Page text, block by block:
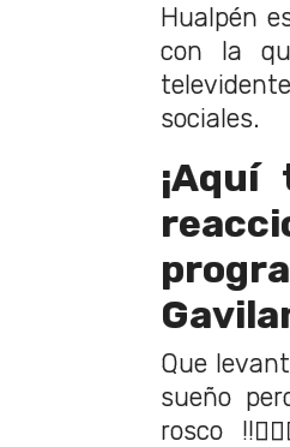
Hualpén
con la
sociales.
Que
sueño
rosco